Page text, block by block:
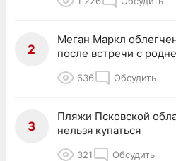
2
Меган Маркл
после встречи с
636 Обсудить
3
Пляжи Псковской
нельзя купаться
321 Обсудить